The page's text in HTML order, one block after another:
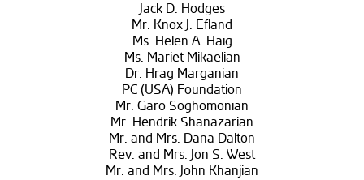
Jack D. Hodges
Mr. Knox J. Efland
Ms. Helen A. Haig
Ms. Mariet Mikaelian
Dr. Hrag Marganian
PC (USA) Foundation
Mr. Garo Soghomonian
Mr. Hendrik Shanazarian
Mr. and Mrs. Dana Dalton
Rev. and Mrs. Jon S. West
Mr. and Mrs. John Khanjian